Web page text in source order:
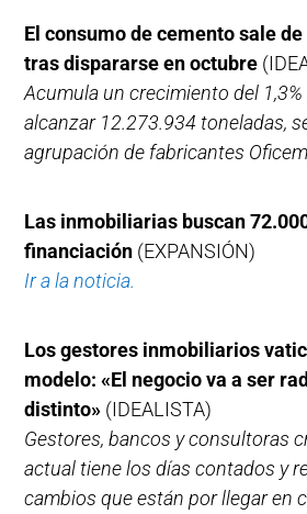
El consumo de cemento sale de
tras dispararse en octubre
Acumula un crecimiento del
alcanzar 12.273.934 toneladas,
agrupación de fabricantes
Las inmobiliarias buscan
financiación (EXPANSIÓN)
Ir a la noticia.
Los gestores inmobiliarios
modelo: «El negocio va a ser
distinto» (IDEALISTA)
Gestores, bancos y consultoras
actual tiene los días contados y
cambios que están por llegar en